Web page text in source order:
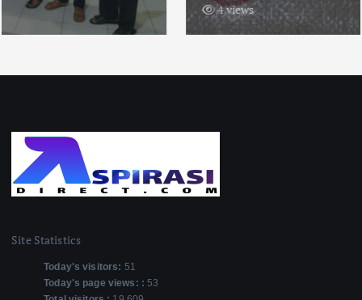
4 views
Site Statistics
Today's visitors: 51
Today's page views: :53